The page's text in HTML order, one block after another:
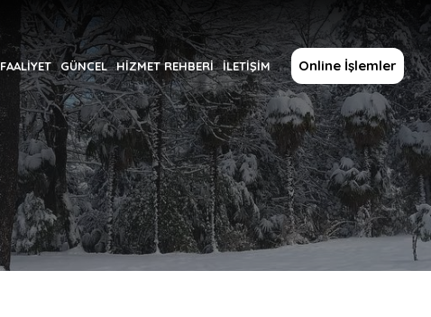
FAALİYET GÜNCEL HİZMET REHBERİ İLETİŞİM Online İşlemler